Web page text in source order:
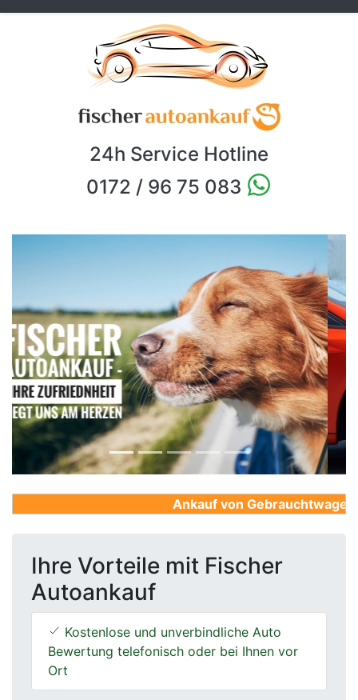
24h Service Hotline
0172 / 96 75 083
Previous Next
Ankauf von Gebrauchtwagen,
Ihre Vorteile mit Fischer
Autoankauf
Kostenlose und unverbindliche Auto
Bewertung telefonisch oder bei Ihnen vor
Ort